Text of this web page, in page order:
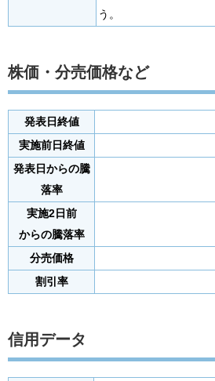
う。
株価・分売価格など
発表日終値
実施前日終値
発表日からの騰
落率
実施2日前
からの騰落率
分売価格
割引率
信用データ